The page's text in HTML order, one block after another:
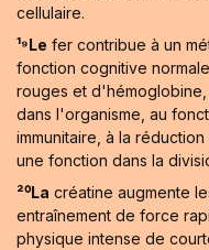
cellulaire.
¹⁹Le fer contribue à un
fonction cognitive
rouges et
dans l'organisme, au
immunitaire, à la
une fonction dans la
²⁰La créatine augmente
entraînement de force
physique intense de